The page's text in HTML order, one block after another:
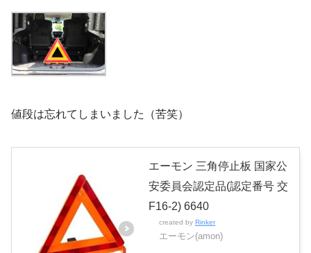
値段は忘れてしまいました（苦笑）
エーモン 三角停止板 国家公
安委員会認定品(認定番号 交
F16-2) 6640
created by Rinker
エーモン(amon)